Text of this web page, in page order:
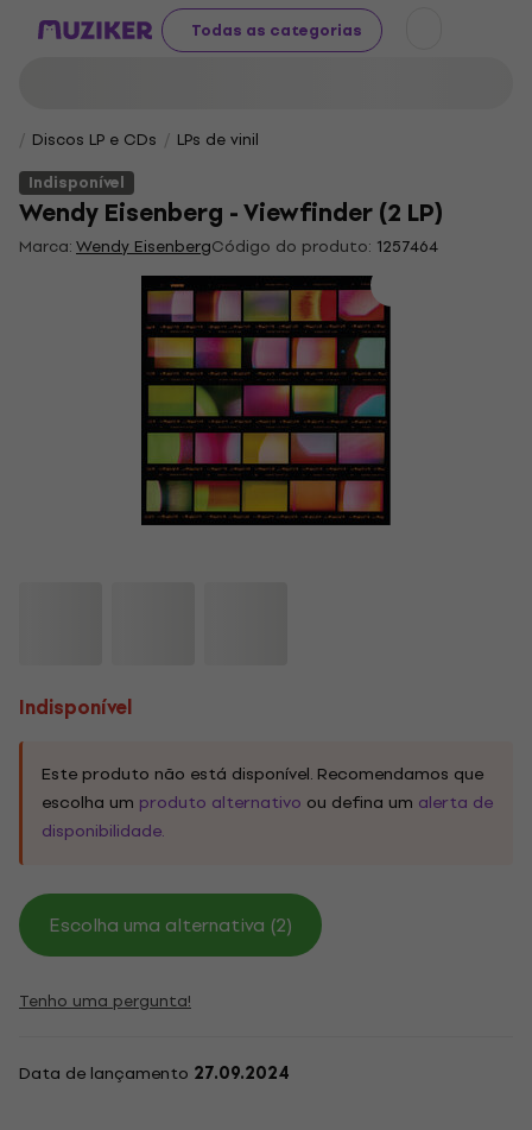
Todas as categorias
Discos LP e CDs
LPs de vinil
Indisponível
Wendy Eisenberg - Viewfinder (2 LP)
Marca:Wendy EisenbergCódigo do produto: 1257464
Indisponível
Este produto não está disponível. Recomendamos que
escolha um produto alternativo ou defina um alerta de
disponibilidade.
Escolha uma alternativa (2)
Tenho uma pergunta!
Data de lançamento 27.09.2024